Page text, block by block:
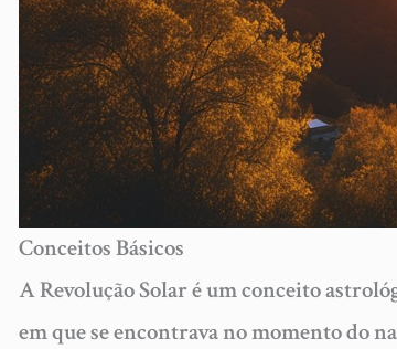
Conceitos Básicos
A Revolução Solar é um conceito
em que se encontrava no momento do